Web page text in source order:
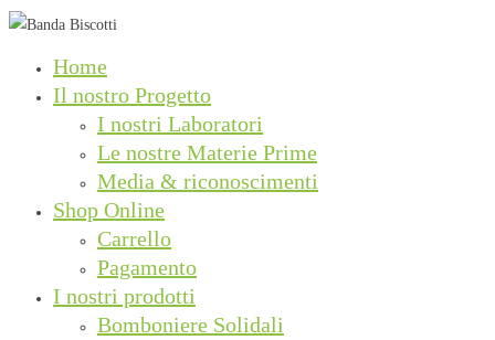
Home
Il nostro Progetto
I nostri Laboratori
Le nostre Materie Prime
Media & riconoscimenti
Shop Online
Carrello
Pagamento
I nostri prodotti
Bomboniere Solidali